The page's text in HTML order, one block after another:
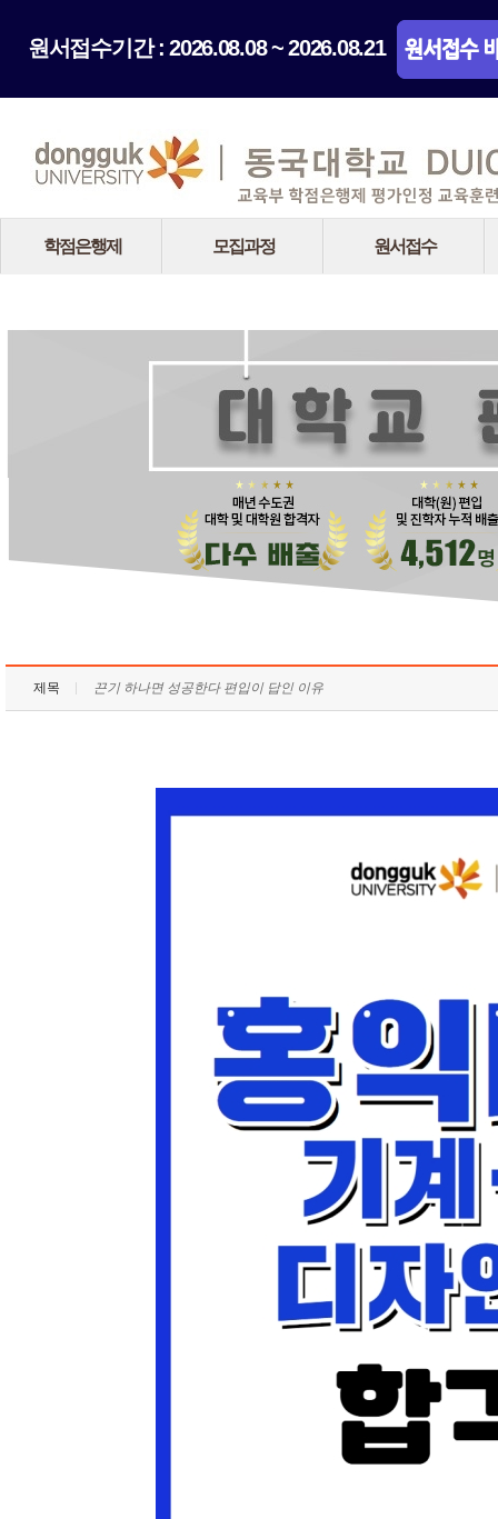
원서접수기간 : 2026.08.08 ~ 2026.08.21
학점은행제 모집과정 원서접수
제목 끈기 하나면 성공한다 편입이 답인 이유